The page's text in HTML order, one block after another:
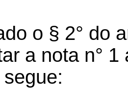
o § 2° do
a nota n°